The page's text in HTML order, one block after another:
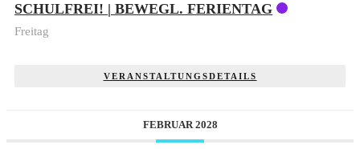
SCHULFREI! | BEWEGL. FERIENTAG
Freitag
VERANSTALTUNGSDETAILS
FEBRUAR 2028